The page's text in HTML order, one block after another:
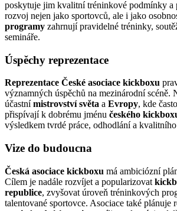
poskytuje jim kvalitní tréninkové podmínky a
rozvoj nejen jako sportovců, ale i jako
programy zahrnují pravidelné tréninky,
semináře.
Úspěchy reprezentace
Reprezentace České asociace kickboxu
významných úspěchů na mezinárodní scéně.
účastní mistrovství světa a Evropy, kde
přispívají k dobrému jménu českého
výsledkem tvrdé práce, odhodlání a
Vize do budoucna
Česká asociace kickboxu má ambiciózní
Cílem je nadále rozvíjet a popularizovat
republice, zvyšovat úroveň tréninkových
talentované sportovce. Asociace také plánuje